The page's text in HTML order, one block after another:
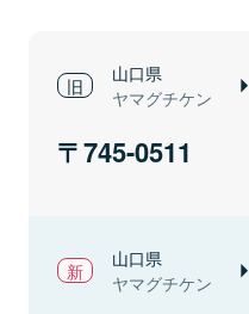
山口県
ヤマグチケン
745-0511
山口県
ヤマグチケン